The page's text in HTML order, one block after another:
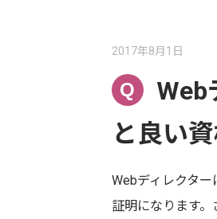
2017年8月1日
Q
Web
と良い
Webディレクタ
証明になります